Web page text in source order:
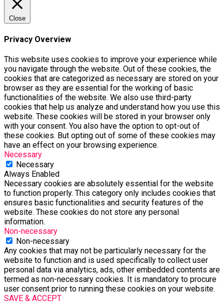
Close
Privacy Overview
This website uses cookies to improve your experience while
you navigate through the website. Out of these cookies, the
cookies that are categorized as necessary are stored on your
browser as they are essential for the working of basic
functionalities of the website. We also use third-party
cookies that help us analyze and understand how you use this
website. These cookies will be stored in your browser only
with your consent. You also have the option to opt-out of
these cookies. But opting out of some of these cookies may
have an effect on your browsing experience.
Necessary
Necessary
Always Enabled
Necessary cookies are absolutely essential for the website
to function properly. This category only includes cookies that
ensures basic functionalities and security features of the
website. These cookies do not store any personal
information.
Non-necessary
Non-necessary
Any cookies that may not be particularly necessary for the
website to function and is used specifically to collect user
personal data via analytics, ads, other embedded contents are
termed as non-necessary cookies. It is mandatory to procure
user consent prior to running these cookies on your website.
SAVE & ACCEPT